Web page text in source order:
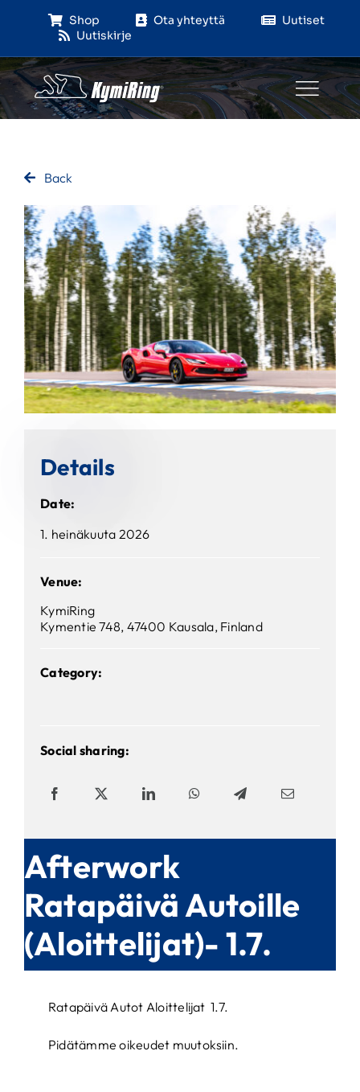
content
Shop Ota yhteyttä
Uutiset
Uutiskirje
Back
Details
Date:
1. heinäkuuta 2026
Venue:
KymiRing
Kymentie 748, 47400 Kausala, Finland
Category:
Social sharing:
Afterwork
Ratapäivä Autoille
(Aloittelijat)- 1.7.
Ratapäivä Autot Aloittelijat 1.7.
Pidätämme oikeudet muutoksiin.